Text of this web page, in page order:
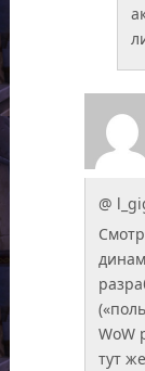
@
WoW
тут